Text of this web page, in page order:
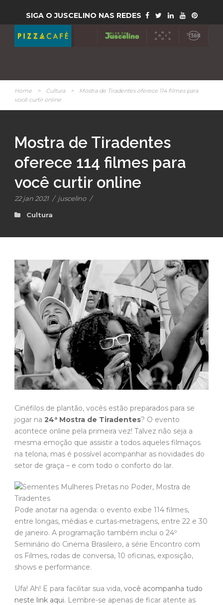
SIGA O JUSCELINO NAS REDES
Home > Cultura >
Mostra de Tiradentes oferece 114 filmes para
você curtir online
Mostra de Tiradentes
oferece 114 filmes para
você curtir online
22 jan 2021 / juscelino /
Cultura
Cinéfilos de plantão, vocês estão preparados para se
jogar na 24ª Mostra de Tiradentes? O evento
acontece online pela primeira vez! Talvez não seja a
mesma emoção que assistir a todos aqueles filmaços
na telona, mas é possível acompanhar as novidades do
setor de graça – e com todo o conforto do lar.
Pode anotar na agenda: o evento exibe 114 filmes,
entre longas, médias e curtas-metragens, entre 22 e 30
de janeiro. A programação também inclui o 24º
Seminário do Cinema Brasileiro, a série Encontro com
os Filmes, rodas de conversa, 10 oficinas, exposição,
shows e performance.
Ufa! Ah! E para facilitar sua vida, você acompanha tudo
neste link aqui. Lembre-se apenas de ficar atente as